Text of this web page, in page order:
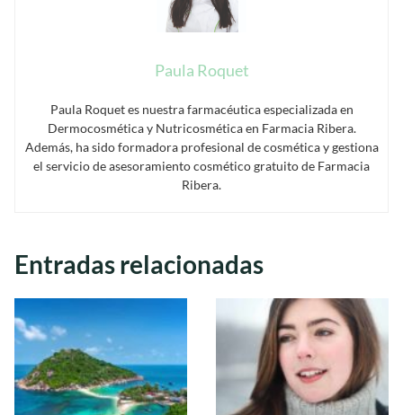
Paula Roquet
Paula Roquet es nuestra farmacéutica especializada en
Dermocosmética y Nutricosmética en Farmacia Ribera.
Además, ha sido formadora profesional de cosmética y gestiona
el servicio de asesoramiento cosmético gratuito de Farmacia
Ribera.
Entradas relacionadas